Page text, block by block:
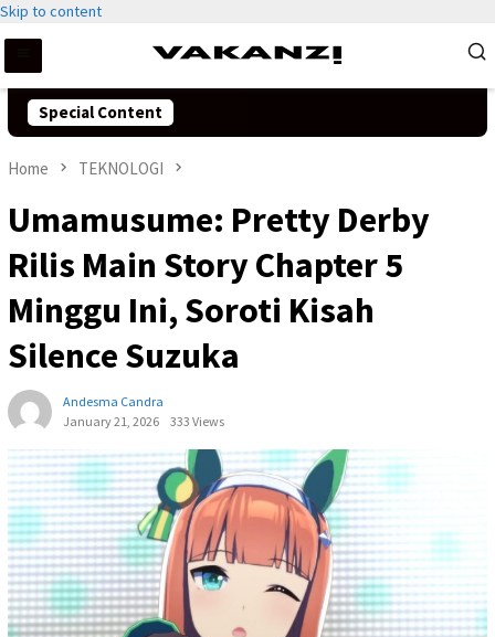
Skip to content
Special Content
Home TEKNOLOGI
Umamusume: Pretty Derby
Rilis Main Story Chapter 5
Minggu Ini, Soroti Kisah
Silence Suzuka
Andesma Candra
January 21, 2026
333 Views